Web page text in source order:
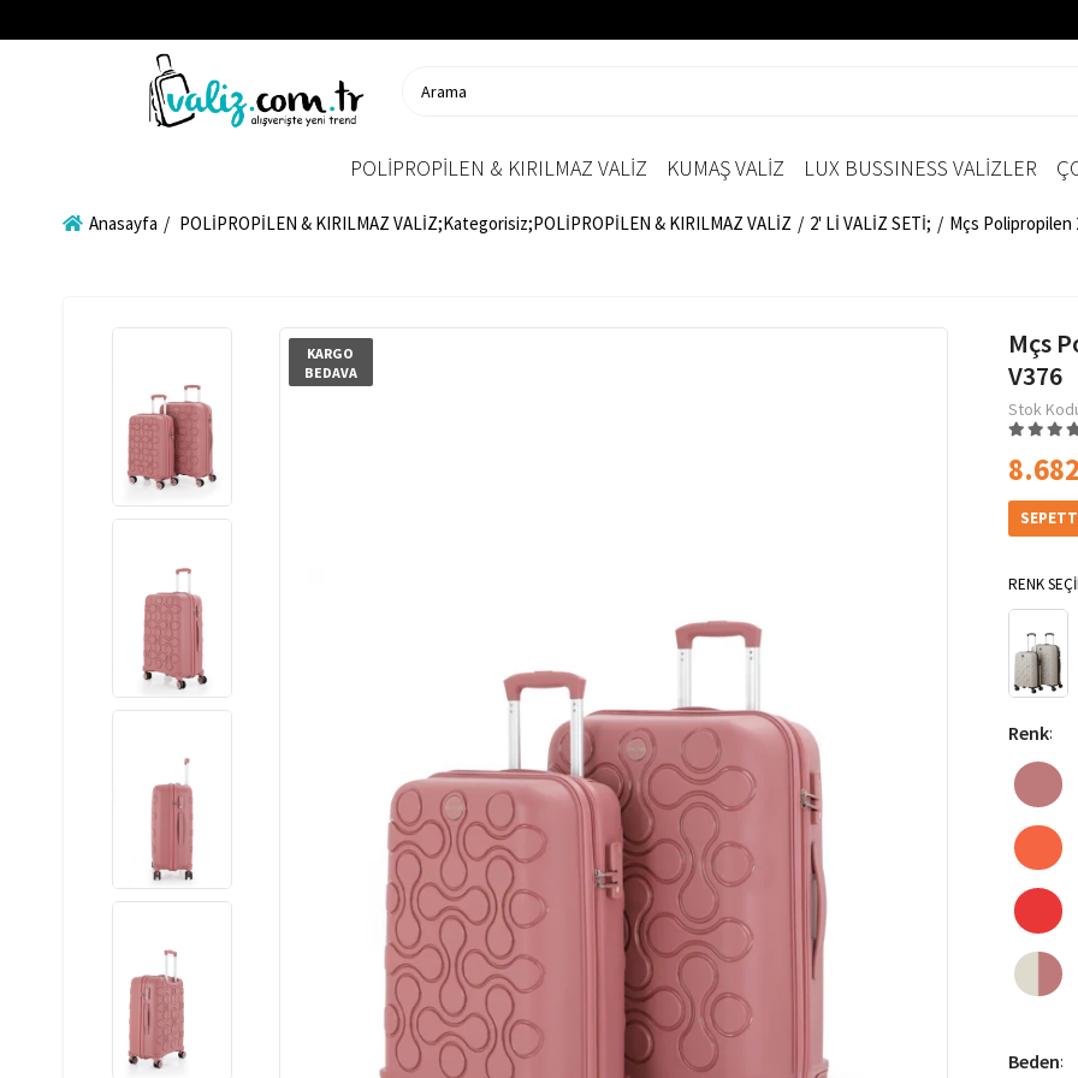
POLİPROPİLEN & KIRILMAZ VALİZ KUMAŞ VALİZ LUX BUSSINESS VALİZLER
Anasayfa POLİPROPİLEN & KIRILMAZ VALİZ;Kategorisiz;POLİPROPİLEN & KIRILMAZ VALİZ 2' Lİ VALİZ SETİ; Mçs Polipropilen
KARGO
BEDAVA
Mçs
V376
Stok
RENK
Renk:
Beden: